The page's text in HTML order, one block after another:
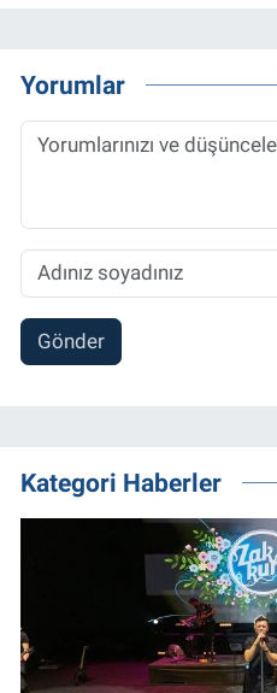
Yorumlar
Gönder
Kategori Haberler